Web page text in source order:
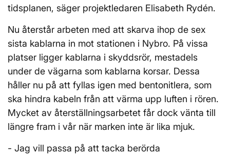
tidsplanen, säger projektledaren Elisabeth Rydén.
Nu återstår arbeten med att skarva ihop de sex
sista kablarna in mot stationen i Nybro. På vissa
platser ligger kablarna i skyddsrör, mestadels
under de vägarna som kablarna korsar. Dessa
håller nu på att fyllas igen med bentonitlera, som
ska hindra kabeln från att värma upp luften i rören.
Mycket av återställningsarbetet får dock vänta till
längre fram i vår när marken inte är lika mjuk.
- Jag vill passa på att tacka berörda